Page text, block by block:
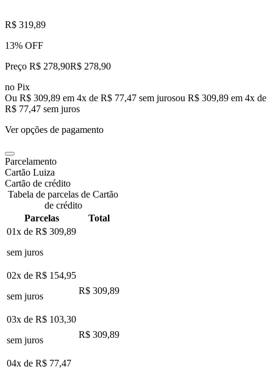
R$ 319,89
13% OFF
Preço R$ 278,90R$ 278,90
no Pix
Ou R$ 309,89 em 4x de R$ 77,47 sem jurosou R$ 309,89 em 4x de
R$ 77,47 sem juros
Ver opções de pagamento
Parcelamento
Cartão Luiza
Cartão de crédito
Tabela de parcelas de Cartão
de crédito
Parcelas
Total
01x de R$ 309,89
sem juros
02x de R$ 154,95
sem juros
R$ 309,89
03x de R$ 103,30
sem juros
R$ 309,89
04x de R$ 77,47